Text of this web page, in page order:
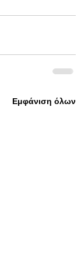
Εμφάνιση όλων